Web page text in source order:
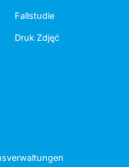
Fallstudie
Druk Zdjęć